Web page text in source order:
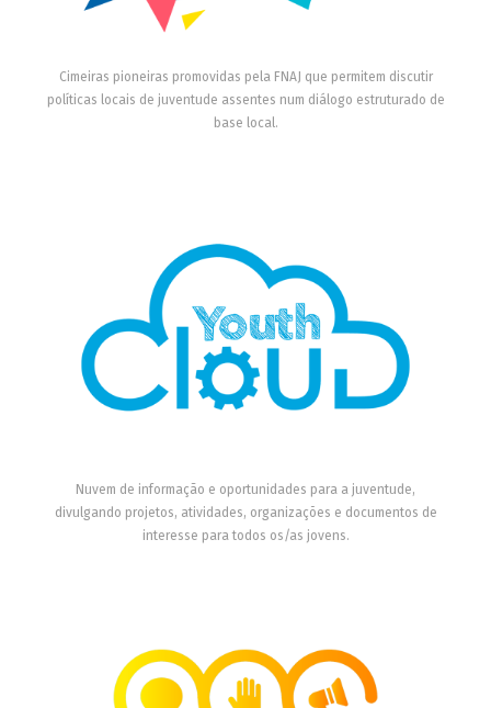
Cimeiras pioneiras promovidas pela FNAJ que permitem discutir
políticas locais de juventude assentes num diálogo estruturado de
base local.
Nuvem de informação e oportunidades para a juventude,
divulgando projetos, atividades, organizações e documentos de
interesse para todos os/as jovens.